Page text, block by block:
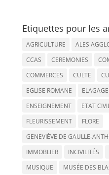
Etiquettes pour les
AGRICULTURE ALES
CCAS
CEREMONIES
COMMERCES
CULTE
EGLISE ROMANE
ELAGAGE
ENSEIGNEMENT
ETAT
FLEURISSEMENT
FLORE
GENEVIÈVE DE GAULLE-
IMMOBLIER
INCIVILITÉS
MUSIQUE
MUSÉE DES